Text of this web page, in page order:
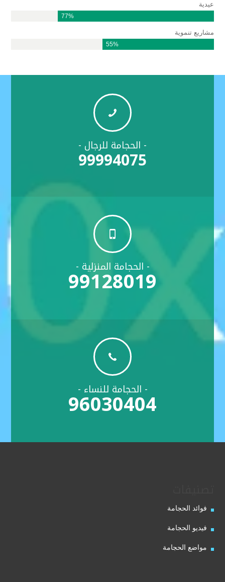
عيدية
77%
مشاريع تنموية
55%

- الحجامة للرجال -
99994075

- الحجامة المنزلية -
99128019

- الحجامة للنساء -
96030404
فوائد الحجامة
فيديو الحجامة
مواضع الحجامة